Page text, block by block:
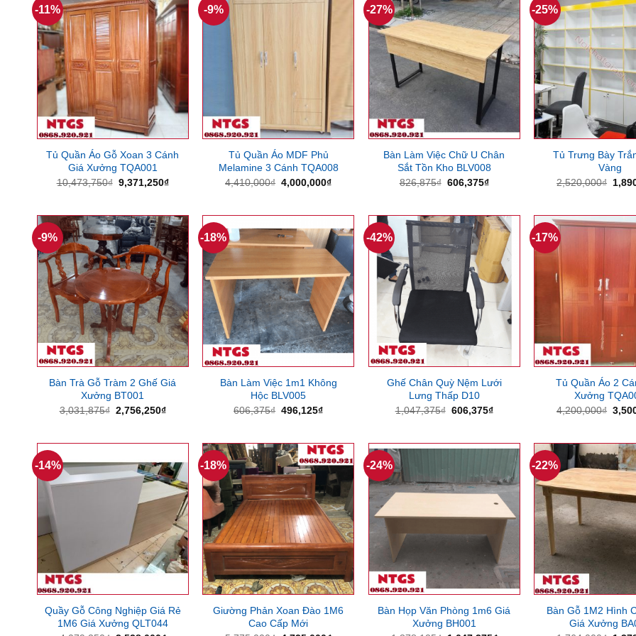
-11%
Tủ Quần Áo Gỗ Xoan 3 Cánh
Giá Xưởng TQA001
10,473,750₫ Giá
gốc
9,371,250₫Giá
9,371,250₫.
-9%
Tủ Quần Áo MDF Phủ
Melamine 3 Cánh TQA008
4,410,000₫ Giá
gốc
4,000,000₫Giá
4,000,000₫.
-27%
Bàn Làm Việc Chữ U Chân
Sắt Tồn Kho BLV008
826,875₫ Giá
606,375₫Giá
606,375₫.
-25%
Tủ Trưng Bày
Vàng
2,520,000₫ Giá
gốc
-9%
Bàn Trà Gỗ Tràm 2 Ghế Giá
Xưởng BT001
3,031,875₫ Giá
2,756,250₫Giá
2,756,250₫.
-18%
Bàn Làm Việc 1m1 Không
Hộc BLV005
606,375₫ Giá
496,125₫Giá
496,125₫.
-42%
Ghế Chân Quỳ Nệm Lưới
Lưng Thấp D10
1,047,375₫ Giá
606,375₫Giá
606,375₫.
-17%
Tủ Quần Áo 2
Xưởng
4,200,000₫ Giá
-14%
Quầy Gỗ Công Nghiệp Giá Rẻ
1M6 Giá Xưởng QLT044
-18%
Giường Phản Xoan Đào 1M6
Cao Cấp Mới
-24%
Bàn Họp Văn Phòng 1m6 Giá
Xưởng BH001
-22%
Bàn Gỗ 1M2 Hình
Giá Xưởng